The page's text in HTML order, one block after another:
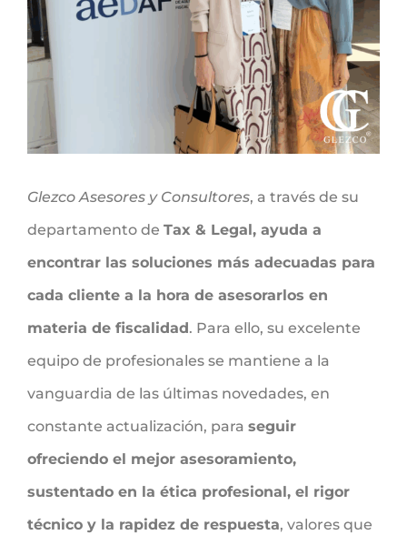
Glezco Asesores y Consultores, a través de su
departamento de Tax & Legal, ayuda a
encontrar las soluciones más adecuadas para
cada cliente a la hora de asesorarlos en
materia de fiscalidad. Para ello, su excelente
equipo de profesionales se mantiene a la
vanguardia de las últimas novedades, en
constante actualización, para seguir
ofreciendo el mejor asesoramiento,
sustentado en la ética profesional, el rigor
técnico y la rapidez de respuesta, valores que